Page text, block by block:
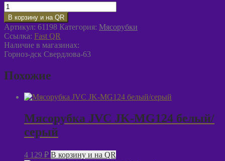
Количество
товара
Мясорубка
BRAYER
BR1608
чёрный/
серебристый
В корзину и на QR
Артикул: 61198 Категория: Мясорубки
Ссылка: Fast QR
Наличие в магазинах:
Горноз-дск Свердлова-63
Похожие
Мясорубка JVC JK-MG124 белый/
серый
4 129 ₽ В корзину и на QR